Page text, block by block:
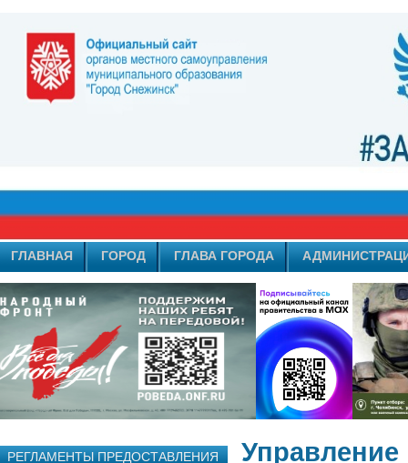
ГЛАВНАЯ ГОРОД ГЛАВА ГОРОДА
РЕГЛАМЕНТЫ ПРЕДОСТАВЛЕНИЯ
Управление